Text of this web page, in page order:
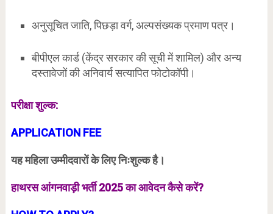
अनुसूचित जाति, पिछड़ा वर्ग, अल्पसंख्यक प्रमाण पत्र।
बीपीएल कार्ड (केंद्र सरकार की सूची में शामिल) और अन्य
दस्तावेजों की अनिवार्य सत्यापित फोटोकॉपी।
परीक्षा शुल्क:
APPLICATION FEE
यह महिला उम्मीदवारों के लिए निःशुल्क है।
हाथरस आंगनवाड़ी भर्ती 2025 का आवेदन कैसे करें?